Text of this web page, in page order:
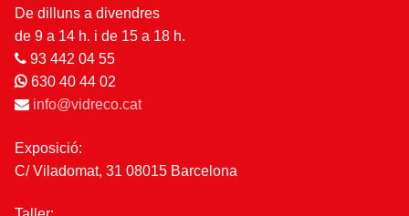
De dilluns a divendres
de 9 a 14 h. i de 15 a 18 h.
93 442 04 55
630 40 44 02
info@vidreco.cat
Exposició:
C/ Viladomat, 31 08015 Barcelona